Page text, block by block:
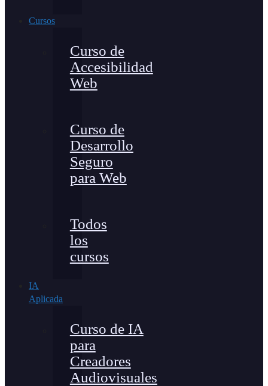
Cursos
Curso de
Accesibilidad
Web
Curso de
Desarrollo
Seguro
para Web
Todos
los
cursos
IA
Aplicada
Curso de IA
para
Creadores
Audiovisuales